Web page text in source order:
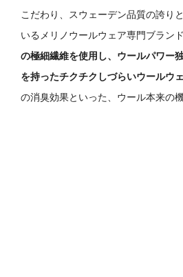
こだわり、スウェーデン品質の誇り
いるメリノウールウェア専門ブランド
の極細繊維を使用し、ウールパワー
を持ったチクチクしづらいウールウ
の消臭効果といった、ウール本来の